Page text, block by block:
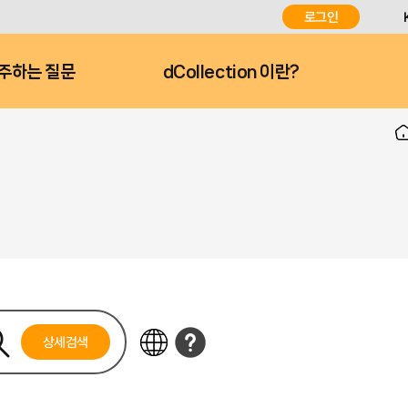
로그인
하는 질문 dCollection 이란?
상세검색